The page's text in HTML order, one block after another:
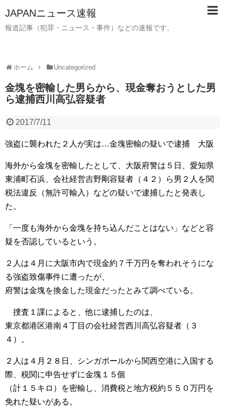
JAPANニュース速報
報道記事（犯罪・ニュース・事件）などの速報です。
ホーム Uncategorized
金塊を密輸した男らから、現金奪おうとした男
ら逮捕西川高弘容疑者
2017/7/11
強盗に襲われた２人が実は…金塊密輸の疑いで逮捕 大阪
海外から金塊を密輸したとして、大阪府警は５日、愛知県
東浦町石浜、会社経営吉野剛容疑者（４２）ら男２人を関
税法違反（無許可輸入）などの疑いで逮捕したと発表し
た。
「一度も海外から金塊を持ち込んだことはない」などと容
疑を否認しているという。
２人は４月に大阪市内で現金約７千万円を奪われそうにな
る強盗致傷事件に遭ったが、
府警は金塊を換金した現金だったとみて調べている。
捜査１課によると、他に逮捕したのは、
東京都港区港南４丁目の会社経営西川高弘容疑者（３
４）。
２人は４月２８日、シンガポールから関西空港に入国する
際、税関に申告せずに金塊１５個
（計１５キロ）を密輸し、消費税と地方税約５５０万円を
免れた疑いがある。